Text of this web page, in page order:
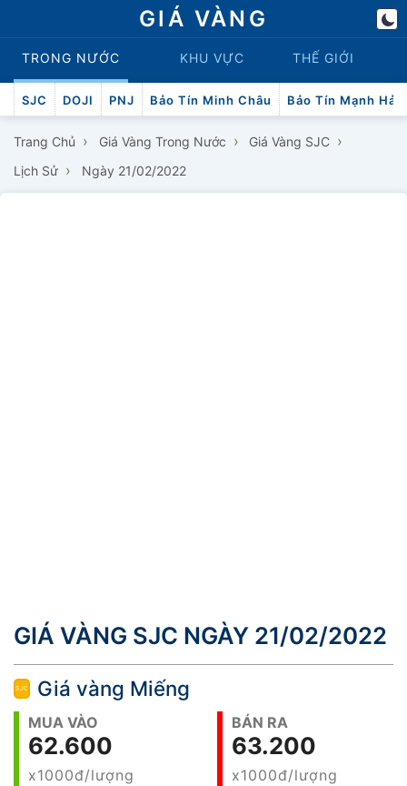
GIÁ VÀNG
TRONG NƯỚC KHU VỰC THẾ GIỚI
SJC DOJI PNJ Bảo Tín Minh Châu Bảo Tín Mạnh Hải
Trang Chủ › Giá Vàng Trong Nước › Giá Vàng SJC ›
Lịch Sử › Ngày 21/02/2022
GIÁ VÀNG SJC NGÀY 21/02/2022
Giá vàng Miếng
MUA VÀO
62.600
x1000đ/lượng
BÁN RA
63.200
x1000đ/lượng